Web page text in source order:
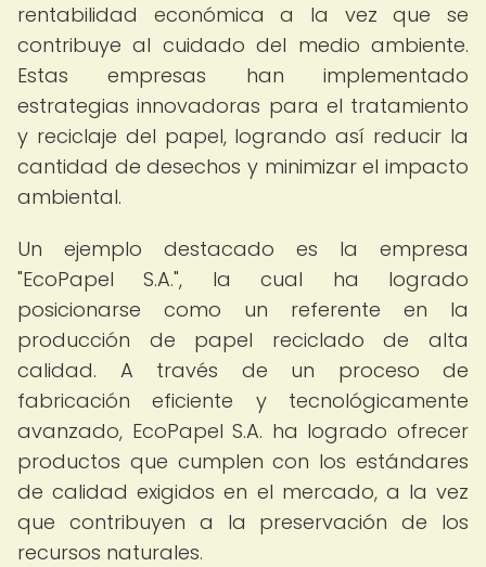
rentabilidad económica a la vez que se
contribuye al cuidado del medio ambiente.
Estas empresas han implementado
estrategias innovadoras para el tratamiento
y reciclaje del papel, logrando así reducir la
cantidad de desechos y minimizar el impacto
ambiental.
Un ejemplo destacado es la empresa
"EcoPapel S.A.", la cual ha logrado
posicionarse como un referente en la
producción de papel reciclado de alta
calidad. A través de un proceso de
fabricación eficiente y tecnológicamente
avanzado, EcoPapel S.A. ha logrado ofrecer
productos que cumplen con los estándares
de calidad exigidos en el mercado, a la vez
que contribuyen a la preservación de los
recursos naturales.